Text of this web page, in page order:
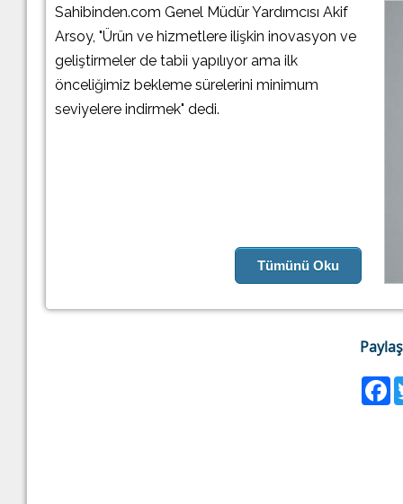
Sahibinden.com Genel Müdür Yardımcısı Akif
Arsoy, "Ürün ve hizmetlere ilişkin inovasyon ve
geliştirmeler de tabii yapılıyor ama ilk
önceliğimiz bekleme sürelerini minimum
seviyelere indirmek" dedi.
Tümünü Oku
Paylaş